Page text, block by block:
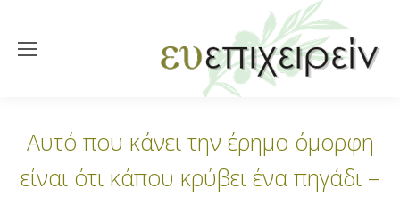
Αυτό που κάνει την έρημο όμορφη
είναι ότι κάπου κρύβει ένα πηγάδι –